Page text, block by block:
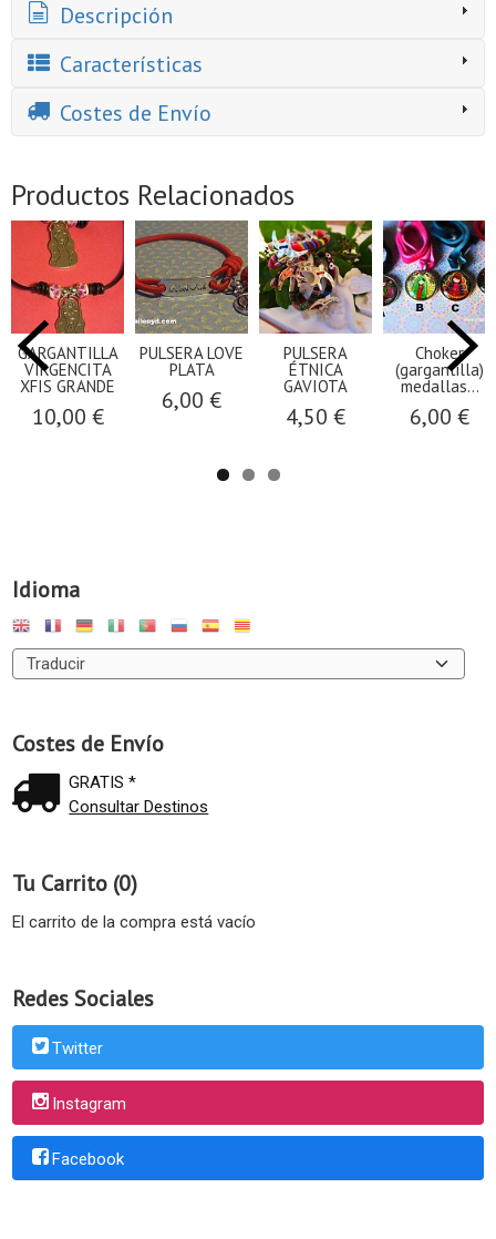
Idioma
Costes de Envío
GRATIS *
Consultar Destinos
Tu Carrito (0)
El carrito de la compra está vacío
Redes Sociales
Twitter
Instagram
Facebook
Descripción
Características
Costes de Envío
Productos Relacionados
GARGANTILLA
VIRGENCITA
XFIS GRANDE
10,00 €
PULSERA LOVE
PLATA
6,00 €
PULSERA
ÉTNICA
GAVIOTA
4,50 €
Choker
(gargantilla)
medallas...
6,00 €